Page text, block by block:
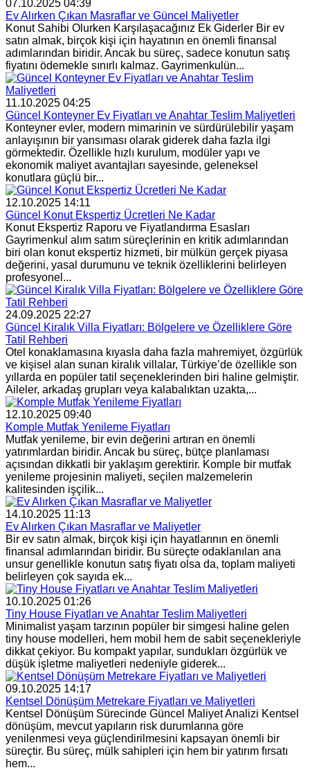
07.10.2025 04:39
Ev Alırken Çıkan Masraflar ve Güncel Maliyetler
Konut Sahibi Olurken Karşılaşacağınız Ek Giderler Bir ev
satın almak, birçok kişi için hayatının en önemli finansal
adımlarından biridir. Ancak bu süreç, sadece konutun satış
fiyatını ödemekle sınırlı kalmaz. Gayrimenkulün...
11.10.2025 04:25
Güncel Konteyner Ev Fiyatları ve Anahtar Teslim Maliyetleri
Konteyner evler, modern mimarinin ve sürdürülebilir yaşam
anlayışının bir yansıması olarak giderek daha fazla ilgi
görmektedir. Özellikle hızlı kurulum, modüler yapı ve
ekonomik maliyet avantajları sayesinde, geleneksel
konutlara güçlü bir...
12.10.2025 14:11
Güncel Konut Ekspertiz Ücretleri Ne Kadar
Konut Ekspertiz Raporu ve Fiyatlandırma Esasları
Gayrimenkul alım satım süreçlerinin en kritik adımlarından
biri olan konut ekspertiz hizmeti, bir mülkün gerçek piyasa
değerini, yasal durumunu ve teknik özelliklerini belirleyen
profesyonel...
24.09.2025 22:27
Güncel Kiralık Villa Fiyatları: Bölgelere ve Özelliklere Göre
Tatil Rehberi
Otel konaklamasına kıyasla daha fazla mahremiyet, özgürlük
ve kişisel alan sunan kiralık villalar, Türkiye’de özellikle son
yıllarda en popüler tatil seçeneklerinden biri haline gelmiştir.
Aileler, arkadaş grupları veya kalabalıktan uzakta,...
12.10.2025 09:40
Komple Mutfak Yenileme Fiyatları
Mutfak yenileme, bir evin değerini artıran en önemli
yatırımlardan biridir. Ancak bu süreç, bütçe planlaması
açısından dikkatli bir yaklaşım gerektirir. Komple bir mutfak
yenileme projesinin maliyeti, seçilen malzemelerin
kalitesinden işçilik...
14.10.2025 11:13
Ev Alırken Çıkan Masraflar ve Maliyetler
Bir ev satın almak, birçok kişi için hayatlarının en önemli
finansal adımlarından biridir. Bu süreçte odaklanılan ana
unsur genellikle konutun satış fiyatı olsa da, toplam maliyeti
belirleyen çok sayıda ek...
10.10.2025 01:26
Tiny House Fiyatları ve Anahtar Teslim Maliyetleri
Minimalist yaşam tarzının popüler bir simgesi haline gelen
tiny house modelleri, hem mobil hem de sabit seçenekleriyle
dikkat çekiyor. Bu kompakt yapılar, sundukları özgürlük ve
düşük işletme maliyetleri nedeniyle giderek...
09.10.2025 14:17
Kentsel Dönüşüm Metrekare Fiyatları ve Maliyetleri
Kentsel Dönüşüm Sürecinde Güncel Maliyet Analizi Kentsel
dönüşüm, mevcut yapıların risk durumlarına göre
yenilenmesi veya güçlendirilmesini kapsayan önemli bir
süreçtir. Bu süreç, mülk sahipleri için hem bir yatırım fırsatı
hem...